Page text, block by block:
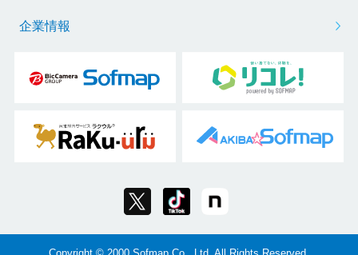
企業情報